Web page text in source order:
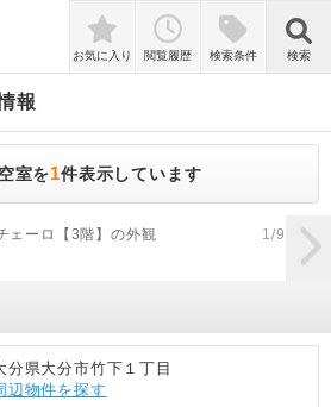
検索
お気に入り 閲覧履歴 検索条件 検索
報
室を1件表示しています
zoom_in
ーロ【3階】の外観 1/9
分県大分市竹下１丁目
辺物件を探す